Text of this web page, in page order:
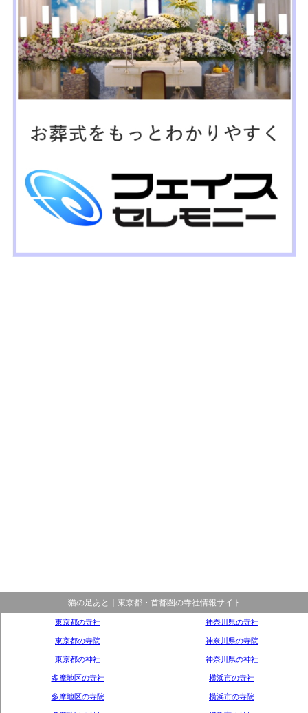
猫の足あと｜東京都・首都圏の寺社情報サイト
東京都の寺社
東京都の寺院
東京都の神社
多摩地区の寺社
多摩地区の寺院
神奈川県の寺社
神奈川県の寺院
神奈川県の神社
横浜市の寺社
横浜市の寺院